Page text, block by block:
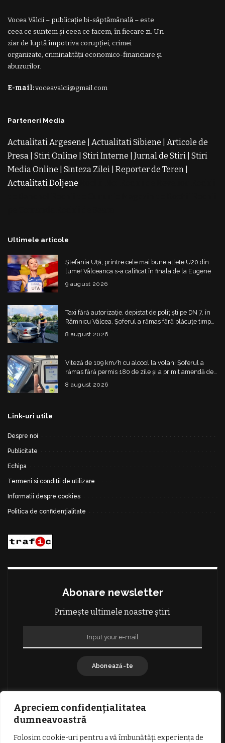
Apreciem confidențialitatea
dumneavoastră
Folosim cookie-uri pentru a vă îmbunătăți experiența de
Vocea Vâlcii – publicație bi-săptămânală – este
ceea ce suntem și ceea ce facem, în fiecare zi. Un
ziar de luptă împotriva corupției, crimei
organizate, criminalității economico-financiare și
abuzurilor.
E-mail:voceavalcii@gmail.com
Parteneri Media
Actualitati Argesene Actualitati Sibiene
Articole de
Presa Stiri Online Stiri Interne Jurnal de Stiri Stiri
Media Online
Sinteza Zilei Reporter de Teren
Actualitati Doljene
Ultimele articole
Ștefania Uță, printre cele mai bune atlete U20 din
lume! Vâlceanca s-a calificat în finala de la Eugene
9 august 2026
Taxi fără autorizație, depistat de polițiști pe DN 7, în
Râmnicu Vâlcea. Șoferul a rămas fără plăcuțe timp
de 6 luni
8 august 2026
Viteză de 109 km/h cu alcool la volan! Șoferul a
rămas fără permis 180 de zile și a primit amendă de
4.325 de lei
8 august 2026
Link-uri utile
Despre noi
Publicitate
Echipa
Termeni si conditii de utilizare
Informatii despre cookies
Politica de confidențialitate
Abonare newsletter
Primește ultimele noastre știri
Abonează-te